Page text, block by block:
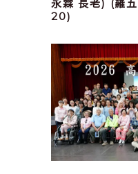
永霖 長老) (羅
20)